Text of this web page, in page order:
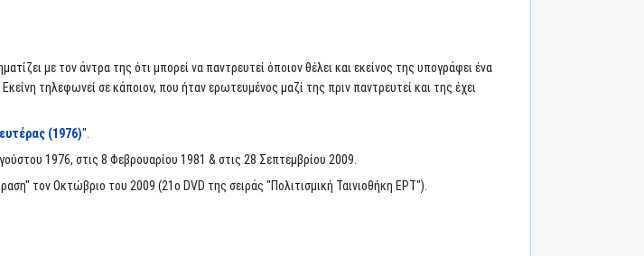
με τον άντρα της ότι μπορεί να παντρευτεί όποιον θέλει και εκείνος της υπογράφει ένα
τηλεφωνεί σε κάποιον, που ήταν ερωτευμένος μαζί της πριν παντρευτεί και της έχει
(1976)".
1976, στις 8 Φεβρουαρίου 1981 & στις 28 Σεπτεμβρίου 2009.
τον Οκτώβριο του 2009 (21ο DVD της σειράς "Πολιτισμική Ταινιοθήκη ΕΡΤ").